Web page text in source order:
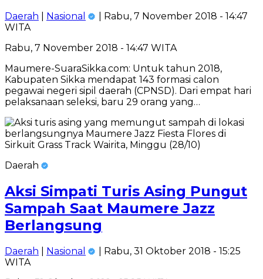
Daerah Nasional
| Rabu, 7 November 2018 - 14:47
WITA
Rabu, 7 November 2018 - 14:47 WITA
Maumere-SuaraSikka.com: Untuk tahun 2018,
Kabupaten Sikka mendapat 143 formasi calon
pegawai negeri sipil daerah (CPNSD). Dari empat hari
pelaksanaan seleksi, baru 29 orang yang…
Daerah
Aksi Simpati Turis Asing Pungut
Sampah Saat Maumere Jazz
Berlangsung
Daerah Nasional
| Rabu, 31 Oktober 2018 - 15:25
WITA